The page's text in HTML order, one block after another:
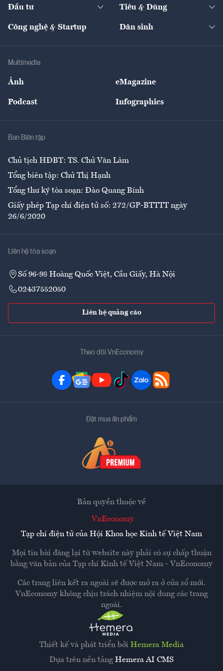
Quản trị số
Tư vấn
Thị trường
Nông sản
Đầu tư Tiêu & Dùng
Giải trí
Công nghệ & Startup Dân sinh
Multimedia
Ảnh eMagazine
Podcast Infographics
Ban Biên tập
Chủ tịch HĐBT: TS. Chử Văn Lâm
Tổng biên tập: Chử Thị Hạnh
Tổng thư ký tòa soạn: Đào Quang Bính
Giấy phép Tạp chí điện tử số: 272/GP-BTTTT ngày
26/6/2020
Liên hệ tòa soạn
Số 96-98 Hoàng Quốc Việt, Cầu Giấy, Hà Nội
02437552050
Liên hệ quảng cáo
Theo dõi VnEconomy
Đặt mua ấn phẩm
Thiết kế và phát triển bởi Hemera Media
Dựa trên nền tảng Hemera AI CMS
Bản quyền thuộc về
VnEconomy
Tạp chí điện tử của Hội Khoa học Kinh tế Việt Nam
Mọi tin bài đăng lại từ website này phải có sự chấp thuận
bằng văn bản của Tạp chí Kinh tế Việt Nam - VnEconomy
Các trang liên kết ra ngoài sẽ được mở ra ở cửa sổ mới.
VnEconomy không chịu trách nhiệm nội dung các trang
ngoài.